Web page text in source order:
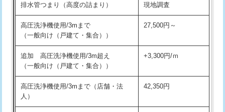
給水管工事※（バンド止め) 3,300円
給水管工事※（支持金具設置)
給水管工事※（保温材使用（バンド止
め込み）)
5,500円
給水管工事※（土の掘削・埋め戻し作
業)
11,000円
排水管つまり（高度の詰まり） 現地調査
高圧洗浄機使用/3mまで
（一般向け（戸建て・集合））
27,500円～
追加 高圧洗浄機使用/3m超え
（一般向け（戸建て・集合））
+3,300円/ｍ
高圧洗浄機使用/3mまで（店舗・法
人）
42,350円